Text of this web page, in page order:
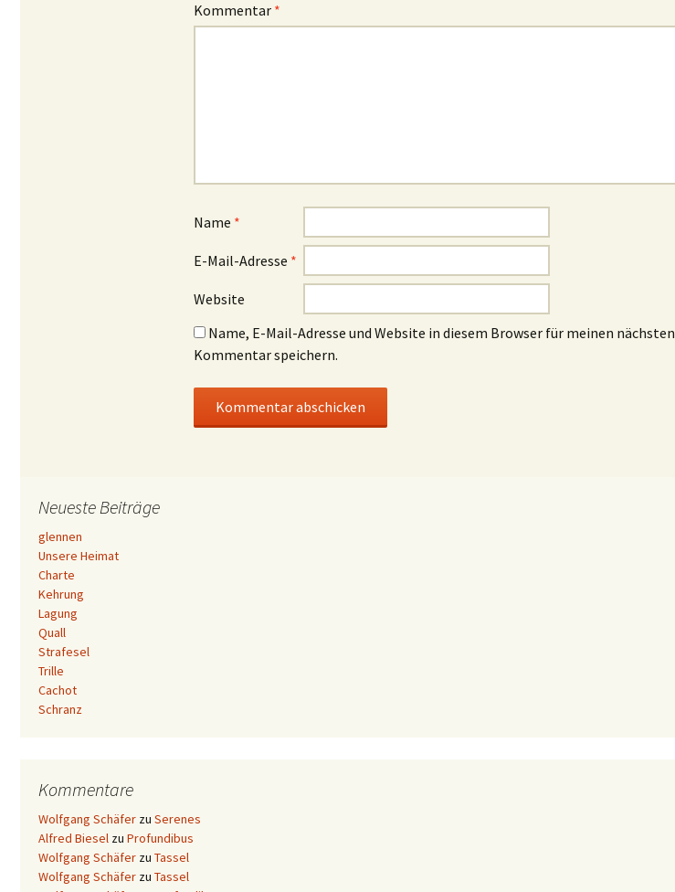
Kommentar *
Name *
E-Mail-Adresse *
Website
Name, E-Mail-Adresse und Website in diesem Browser für meinen nächsten
Kommentar speichern.
Neueste Beiträge
glennen
Unsere Heimat
Charte
Kehrung
Lagung
Quall
Strafesel
Trille
Cachot
Schranz
Kommentare
Wolfgang Schäfer zu Serenes
Alfred Biesel zu Profundibus
Wolfgang Schäfer zu Tassel
Wolfgang Schäfer zu Tassel